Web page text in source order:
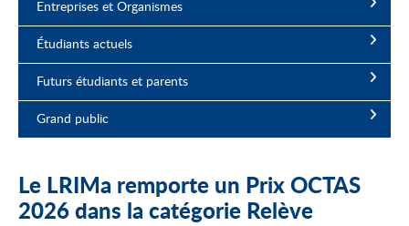
Entreprises et Organismes
Étudiants actuels
Futurs étudiants et parents
Grand public
Le LRIMa remporte un Prix OCTAS
2026 dans la catégorie Relève